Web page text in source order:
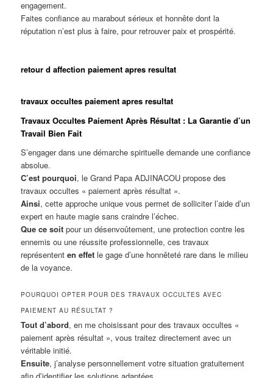
engagement.
Faites confiance au marabout sérieux et honnête dont la
réputation n’est plus à faire, pour retrouver paix et prospérité.
retour d affection paiement apres resultat
travaux occultes paiement apres resultat
Travaux Occultes Paiement Après Résultat : La Garantie d’un
Travail Bien Fait
S’engager dans une démarche spirituelle demande une confiance
absolue.
C’est pourquoi, le Grand Papa ADJINACOU propose des
travaux occultes « paiement après résultat ».
Ainsi, cette approche unique vous permet de solliciter l’aide d’un
expert en haute magie sans craindre l’échec.
Que ce soit pour un désenvoûtement, une protection contre les
ennemis ou une réussite professionnelle, ces travaux
représententen effet le gage d’une honnêteté rare dans le milieu
de la voyance.
POURQUOI OPTER POUR DES TRAVAUX OCCULTES AVEC
PAIEMENT AU RÉSULTAT ?
Tout d’abord, en me choisissant pour des travaux occultes «
paiement après résultat », vous traitez directement avec un
véritable initié.
Ensuite, j’analyse personnellement votre situation gratuitement